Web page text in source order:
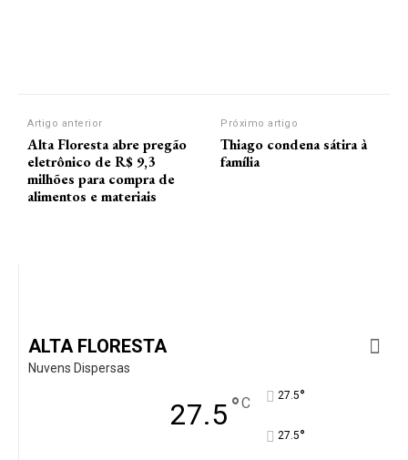
Artigo anterior
Alta Floresta abre pregão
eletrônico de R$ 9,3
milhões para compra de
alimentos e materiais
Próximo artigo
Thiago condena sátira à
família
ALTA FLORESTA
Nuvens Dispersas
27.5°C 27.5°
27.5°